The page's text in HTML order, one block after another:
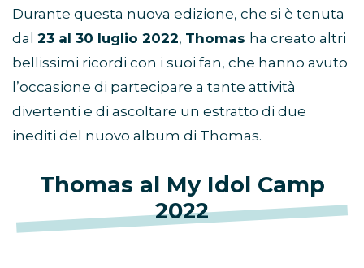
Durante questa nuova edizione, che si è tenuta
dal 23 al 30 luglio 2022, Thomas ha creato altri
bellissimi ricordi con i suoi fan, che hanno avuto
l’occasione di partecipare a tante attività
divertenti e di ascoltare un estratto di due
inediti del nuovo album di Thomas.
Thomas al My Idol Camp
2022